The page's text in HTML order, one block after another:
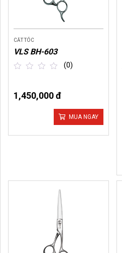
CĂT TÓC
VLS BH-603
of
5
(0)
1,450,000 đ
MUA NGAY